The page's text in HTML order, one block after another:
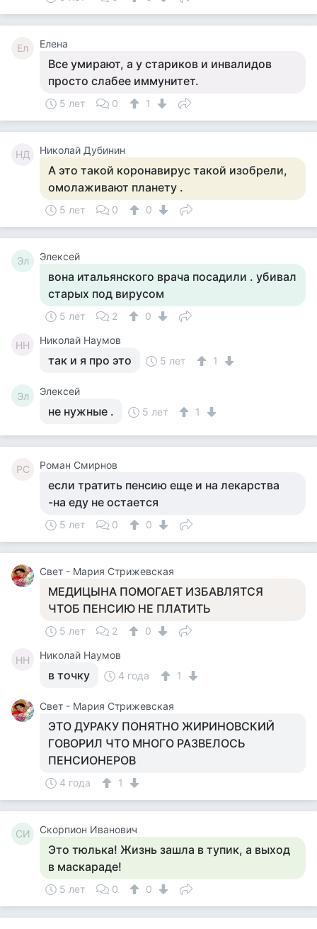
Ел Елена
Все умирают, а у стариков и инвалидов
просто слабее иммунитет.
5 лет 0 1
НД Николай Дубинин
А это такой коронавирус такой изобрели,
омолаживают планету .
5 лет 0 0
Эл Элексей
вона итальянского врача посадили . убивал
старых под вирусом
5 лет 2 0
НН Николай Наумов
так и я про это 5 лет 1
Эл Элексей
не нужные . 5 лет 1
РС Роман Смирнов
если тратить пенсию еще и на лекарства
-на еду не остается
5 лет 0 0
Свет - Мария Стрижевская
МЕДИЦЫНА ПОМОГАЕТ ИЗБАВЛЯТСЯ
ЧТОБ ПЕНСИЮ НЕ ПЛАТИТЬ
5 лет 2 0
НН Николай Наумов
в точку 4 года 1
Свет - Мария Стрижевская
ЭТО ДУРАКУ ПОНЯТНО ЖИРИНОВСКИЙ
ГОВОРИЛ ЧТО МНОГО РАЗВЕЛОСЬ
ПЕНСИОНЕРОВ
4 года 1
СИ Скорпион Иванович
Это тюлька! Жизнь зашла в тупик, а выход
в маскараде!
5 лет 0 0